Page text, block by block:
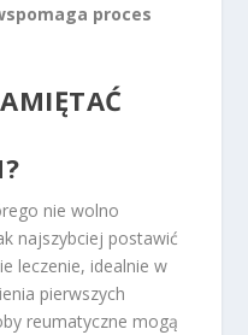
proces
nie wolno
najszybciej postawić
leczenie, idealnie w
pierwszych
reumatyczne mogą